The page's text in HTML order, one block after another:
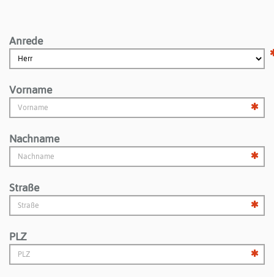
Anrede
Vorname
Nachname
Straße
PLZ